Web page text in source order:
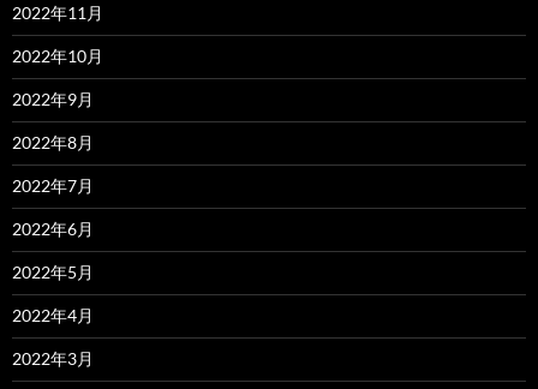
2022年11月
2022年10月
2022年9月
2022年8月
2022年7月
2022年6月
2022年5月
2022年4月
2022年3月